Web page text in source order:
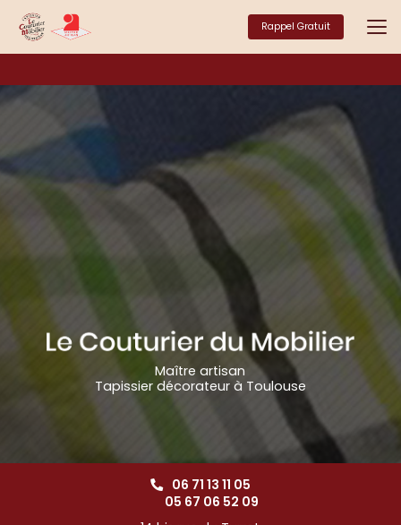
contenu
principal
Rappel Gratuit
Maître artisan
Tapissier décorateur à Toulouse
06 71 13 11 05
05 67 06 52 09